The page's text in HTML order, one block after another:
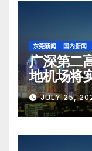
东莞新闻 国内新闻
广深第二
地机场将
JULY 25,